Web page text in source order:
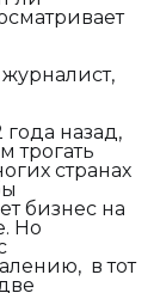
назад,
трогать
странах
бизнес на
Но
в тот